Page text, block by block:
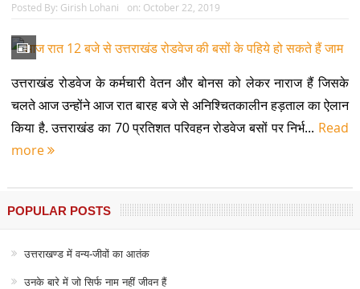
Posted By: Girish Lohani on: October 22, 2019
उत्तराखंड रोडवेज के कर्मचारी वेतन और बोनस को लेकर नाराज हैं जिसके
चलते आज उन्होंने आज रात बारह बजे से अनिश्चितकालीन हड़ताल का ऐलान
किया है. उत्तराखंड का 70 प्रतिशत परिवहन रोडवेज बसों पर निर्भ... Read
more
POPULAR POSTS
उत्तराखण्ड में वन्य-जीवों का आतंक
उनके बारे में जो सिर्फ नाम नहीं जीवन हैं